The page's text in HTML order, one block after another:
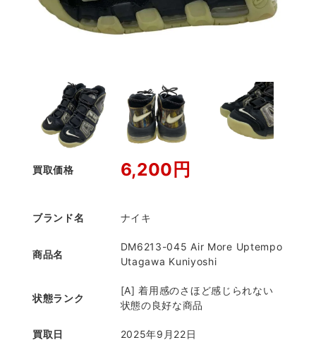
買取価格 6,200円
ブランド名 ナイキ
商品名
DM6213-045 Air More Uptempo
Utagawa Kuniyoshi
状態ランク
[A] 着用感のさほど感じられない
状態の良好な商品
買取日 2025年9月22日